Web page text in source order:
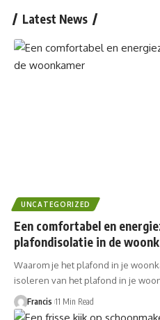
Latest News
UNCATEGORIZED
Een comfortabel en
plafondisolatie in de
Waarom je het plafond in je
isoleren van het plafond in je
Francis 11 Min Read